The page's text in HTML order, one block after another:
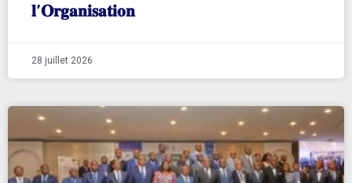
𝐥’𝐎𝐫𝐠𝐚𝐧𝐢𝐬𝐚𝐭𝐢𝐨𝐧
28 juillet 2026